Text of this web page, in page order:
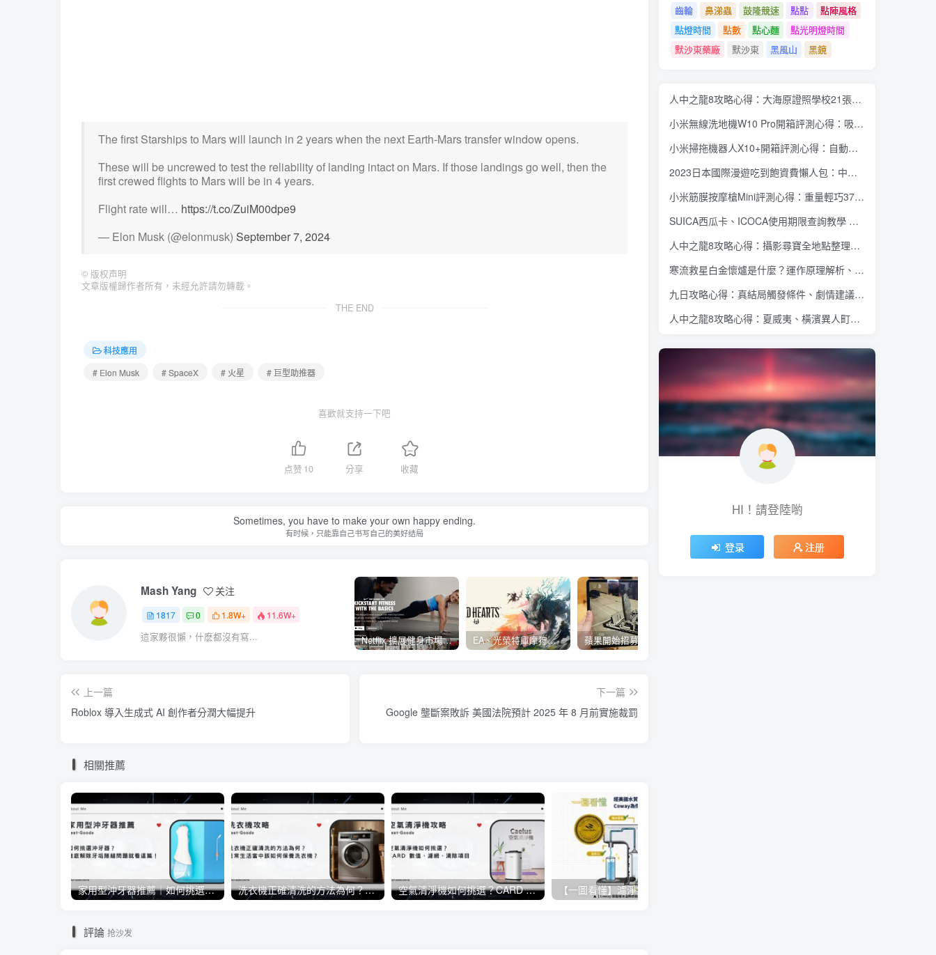
The first Starships to Mars will launch in 2 years when the next Earth-Mars transfer window opens.
These will be uncrewed to test the reliability of landing intact on Mars. If those landings go well, then the
first crewed flights to Mars will be in 4 years.
Flight rate will… https://t.co/ZuiM00dpe9
— Elon Musk (@elonmusk) September 7, 2024
© 版权声明
文章版權歸作者所有，未經允許請勿轉載。
THE END
科技應用
# Elon Musk
# SpaceX # 火星 # 巨型助推器
喜歡就支持一下吧
点赞 10 分享 收藏
Sometimes, you have to make your own happy ending.
有时候，只能靠自己书写自己的美好结局
Mash Yang 关注
1817 0 1.8W+ 11.6W+
這家夥很懶，什麽都沒有寫... Netflix 擴展健身市場 與 Nike 合作推出《Nike Training Club》系列健身影片 EA、光榮特庫摩狩獵冒險遊戲《WILD HEARTS》公布「強大化獸」宣傳影片
上一篇
Roblox 導入生成式 AI 創作者分潤大幅提升
下一篇
Google 壟斷案敗訴 美國法院預計 2025 年 8 月前實施裁罰
相關推薦
家用型沖牙器推薦｜如何挑選沖牙器？徹底解除牙垢隙縫問題就看這篇！ 洗衣機正確清洗的方法為何？日常生活當中該如何保養洗衣機？ 空氣清淨機如何挑選？CARD 數值、濾網、清除項目《懶人包》
評論 抢沙发
齒輪
鼻涕蟲 鼓隆競速 點點
點陣風格
點燈時間
點數 點心麵
點光明燈時間
默沙東藥廠
默沙東 黑風山 黑鏡
人中之龍8攻略心得：大海原證照學校21張證照必勝法 全考題200題答案整理
小米無線洗地機W10 Pro開箱評測心得：吸塵拖地清洗3合1、90度可調式機身、續航力35分鐘、售價15995元
小米掃拖機器人X10+開箱評測心得：自動洗拖布與集塵、旋轉式拖布更乾淨、連續使用2小時、售價26995元
2023日本國際漫遊吃到飽資費懶人包：中華電信、遠傳電信、台灣大哥大、台灣之星、亞太電信
小米筋膜按摩槍Mini評測心得：重量輕巧375公克、3種替換頭和3種模式、售價2295元
SUICA西瓜卡、ICOCA使用期限查詢教學 最後使用日10年內都有效 Android、iOS都適用
人中之龍8攻略心得：攝影尋寶全地點整理、70個夏威夷與40個橫濱拍攝位置圖解
寒流救星白金懷爐是什麼？運作原理解析、相比電暖蛋有哪些優缺點？懷爐挑選方法介紹
九日攻略心得：真結局觸發條件、劇情建議攻略順序、全流程過關整理
人中之龍8攻略心得：夏威夷、橫濱異人町、神室町 全部14位神秘捏捏NPC地圖位置整理
HI！請登陸喲
登录 注册